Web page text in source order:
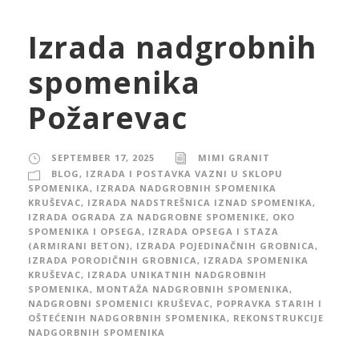
Izrada nadgrobnih
spomenika
Požarevac
SEPTEMBER 17, 2025
MIMI GRANIT
BLOG , IZRADA I POSTAVKA VAZNI U SKLOPU
SPOMENIKA , IZRADA NADGROBNIH SPOMENIKA
KRUŠEVAC, IZRADA NADSTREŠNICA IZNAD SPOMENIKA ,
IZRADA OGRADA ZA NADGROBNE SPOMENIKE, OKO
SPOMENIKA I OPSEGA , IZRADA OPSEGA I STAZA
(ARMIRANI BETON), IZRADA POJEDINAČNIH GROBNICA ,
IZRADA PORODIČNIH GROBNICA , IZRADA SPOMENIKA
KRUŠEVAC, IZRADA UNIKATNIH NADGROBNIH
SPOMENIKA , MONTAŽA NADGROBNIH SPOMENIKA ,
NADGROBNI SPOMENICI KRUŠEVAC, POPRAVKA STARIH I
OŠTEĆENIH NADGORBNIH SPOMENIKA , REKONSTRUKCIJE
NADGORBNIH SPOMENIKA